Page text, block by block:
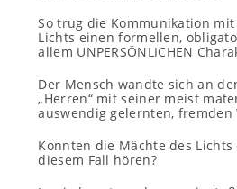
So trug die Kommunikation
Lichts einen formellen,
allem UNPERSÖNLICHEN
Der Mensch wandte sich an
„Herren“ mit seiner meist
auswendig gelernten, fremden
Konnten die Mächte des
diesem Fall hören?